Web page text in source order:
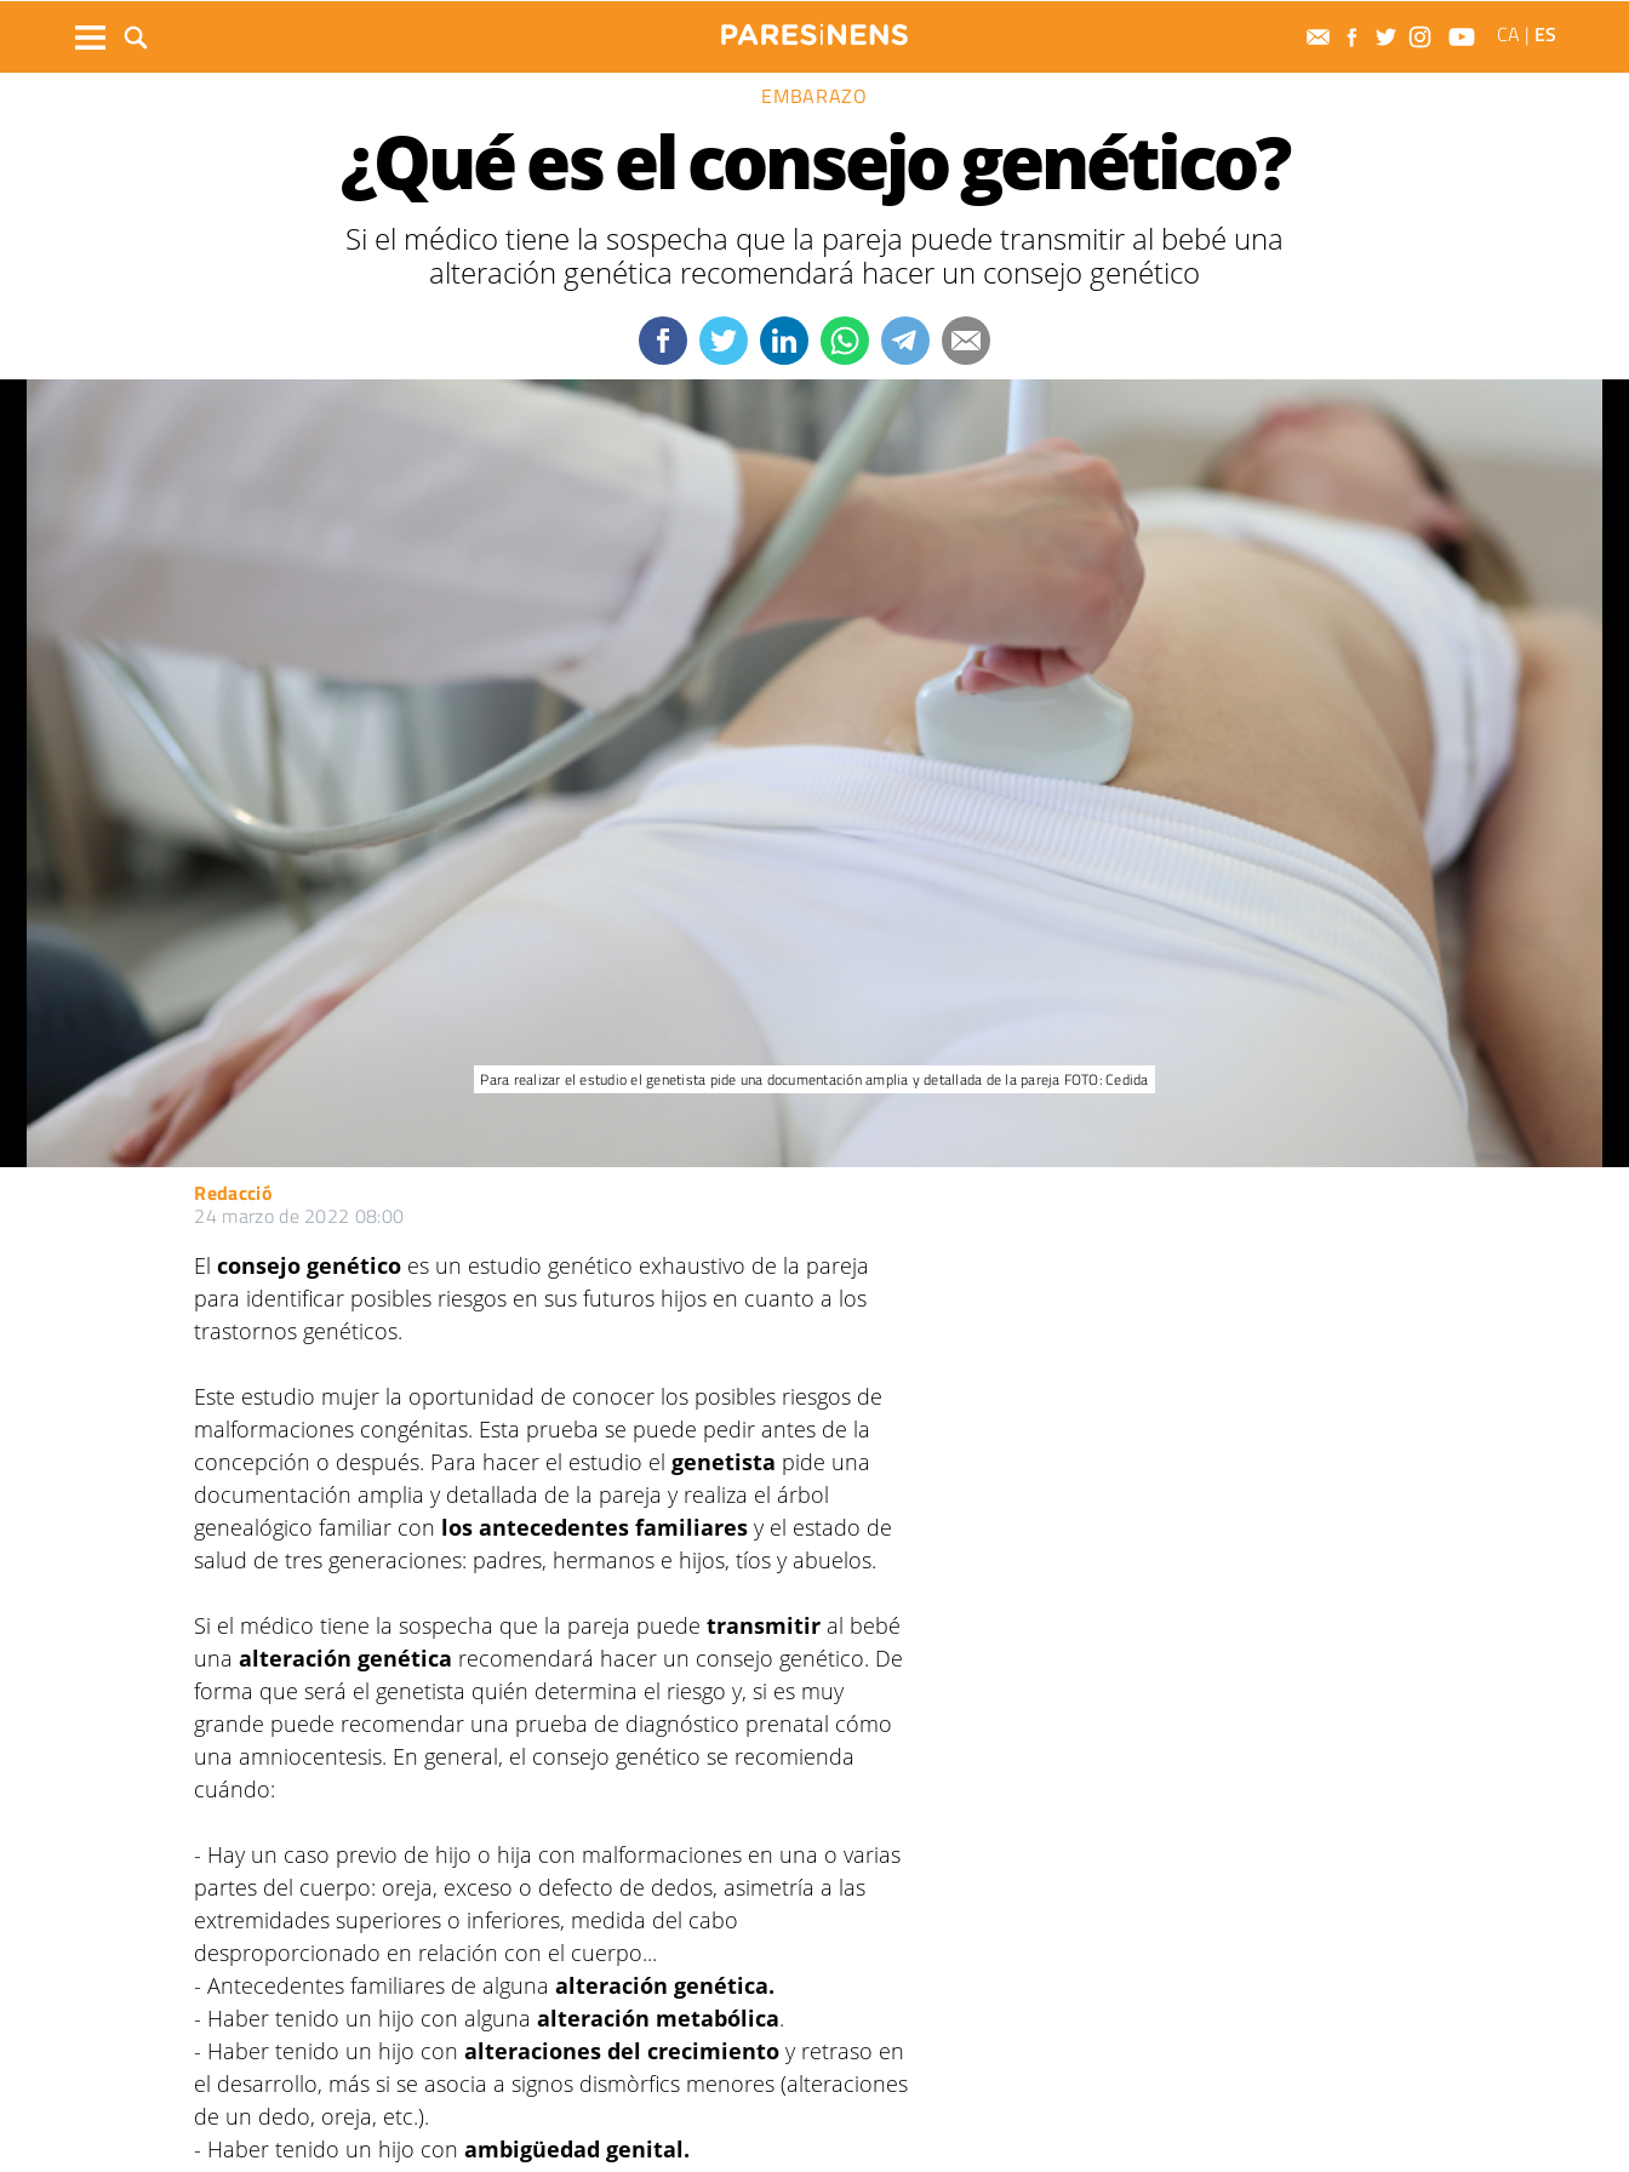
CA | ES
EMBARAZO
¿Qué es el consejo genético?
Si el médico tiene la sospecha que la pareja puede transmitir al bebé una
alteración genética recomendará hacer un consejo genético
Para realizar el estudio el genetista pide una documentación amplia y detallada de la pareja FOTO: Cedida
Redacció
24 marzo de 2022 08:00
Elconsejo genético es un estudio genético exhaustivo de la pareja
para identificar posibles riesgos en sus futuros hijos en cuanto a los
trastornos genéticos.
Este estudio mujer la oportunidad de conocer los posibles riesgos de
malformaciones congénitas. Esta prueba se puede pedir antes de la
concepción o después. Para hacer el estudio elgenetista pide ​​una
documentación amplia y detallada de la pareja y realiza el árbol
genealógico familiar con los antecedentes familiares y el estado de
salud de tres generaciones: padres, hermanos e hijos, tíos y abuelos.
Si el médico tiene la sospecha que la pareja puedetransmitir al bebé
unaalteración genética recomendará hacer un consejo genético. De
forma que será el genetista quién determina el riesgo y, si es muy
grande puede recomendar una prueba de diagnóstico prenatal cómo
una amniocentesis. En general, el consejo genético se recomienda
cuándo:
- Hay un caso previo de hijo o hija con malformaciones en una o varias
partes del cuerpo: oreja, exceso o defecto de dedos, asimetría a las
extremidades superiores o inferiores, medida del cabo
desproporcionado en relación con el cuerpo...
- Antecedentes familiares de algunaalteración genética.
- Haber tenido un hijo con algunaalteración metabólica.
- Haber tenido un hijo conalteraciones del crecimientoy retraso en
el desarrollo, más si se asocia a signos dismòrfics menores (alteraciones
de un dedo, oreja, etc.).
- Haber tenido un hijo con ambigüedad genital.